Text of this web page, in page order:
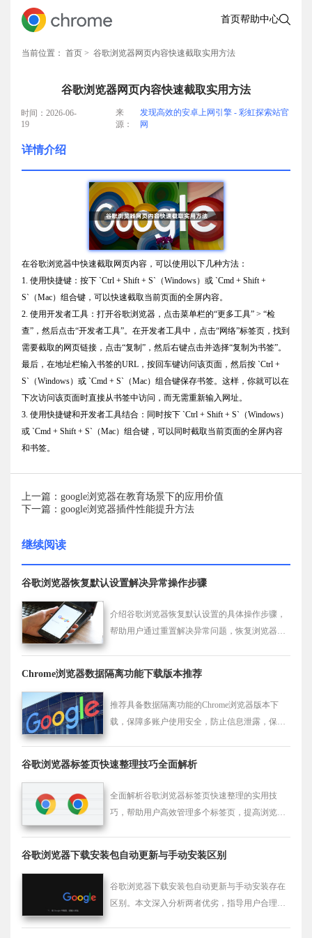
首页帮助中心
当前位置： 首页 > 谷歌浏览器网页内容快速截取实用方法
谷歌浏览器网页内容快速截取实用方法
时间：2026-06-
19
来
源：
发现高效的安卓上网引擎 - 彩虹探索站官
网
详情介绍
在谷歌浏览器中快速截取网页内容，可以使用以下几种方法：
1. 使用快捷键：按下 `Ctrl + Shift + S`（Windows）或 `Cmd + Shift +
S`（Mac）组合键，可以快速截取当前页面的全屏内容。
2. 使用开发者工具：打开谷歌浏览器，点击菜单栏的“更多工具” > “检
查”，然后点击“开发者工具”。在开发者工具中，点击“网络”标签页，找到
需要截取的网页链接，点击“复制”，然后右键点击并选择“复制为书签”。
最后，在地址栏输入书签的URL，按回车键访问该页面，然后按 `Ctrl +
S`（Windows）或 `Cmd + S`（Mac）组合键保存书签。这样，你就可以在
下次访问该页面时直接从书签中访问，而无需重新输入网址。
3. 使用快捷键和开发者工具结合：同时按下 `Ctrl + Shift + S`（Windows）
或 `Cmd + Shift + S`（Mac）组合键，可以同时截取当前页面的全屏内容
和书签。
上一篇：google浏览器在教育场景下的应用价值
下一篇：google浏览器插件性能提升方法
继续阅读
谷歌浏览器恢复默认设置解决异常操作步骤
介绍谷歌浏览器恢复默认设置的具体操作步骤，
帮助用户通过重置解决异常问题，恢复浏览器正
Chrome浏览器数据隔离功能下载版本推荐
推荐具备数据隔离功能的Chrome浏览器版本下
载，保障多账户使用安全，防止信息泄露，保护
谷歌浏览器标签页快速整理技巧全面解析
全面解析谷歌浏览器标签页快速整理的实用技
巧，帮助用户高效管理多个标签页，提高浏览效
谷歌浏览器下载安装包自动更新与手动安装区别
谷歌浏览器下载安装包自动更新与手动安装存在
区别。本文深入分析两者优劣，指导用户合理选